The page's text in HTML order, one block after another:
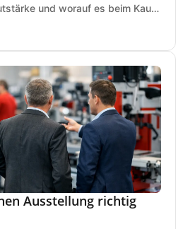
und worauf es beim Kauf
Ausstellung richtig